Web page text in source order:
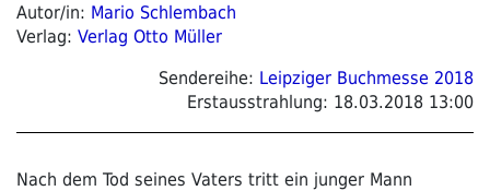
Autor/in: Mario Schlembach
Verlag: Verlag Otto Müller
Sendereihe: Leipziger Buchmesse 2018
Erstausstrahlung: 18.03.2018 13:00
Nach dem Tod seines Vaters tritt ein junger Mann